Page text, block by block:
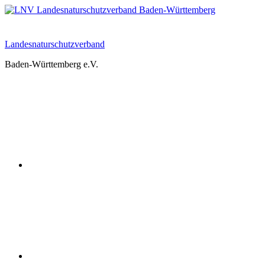
Zum
Landesnaturschutzverband
Baden-Württemberg e.V.